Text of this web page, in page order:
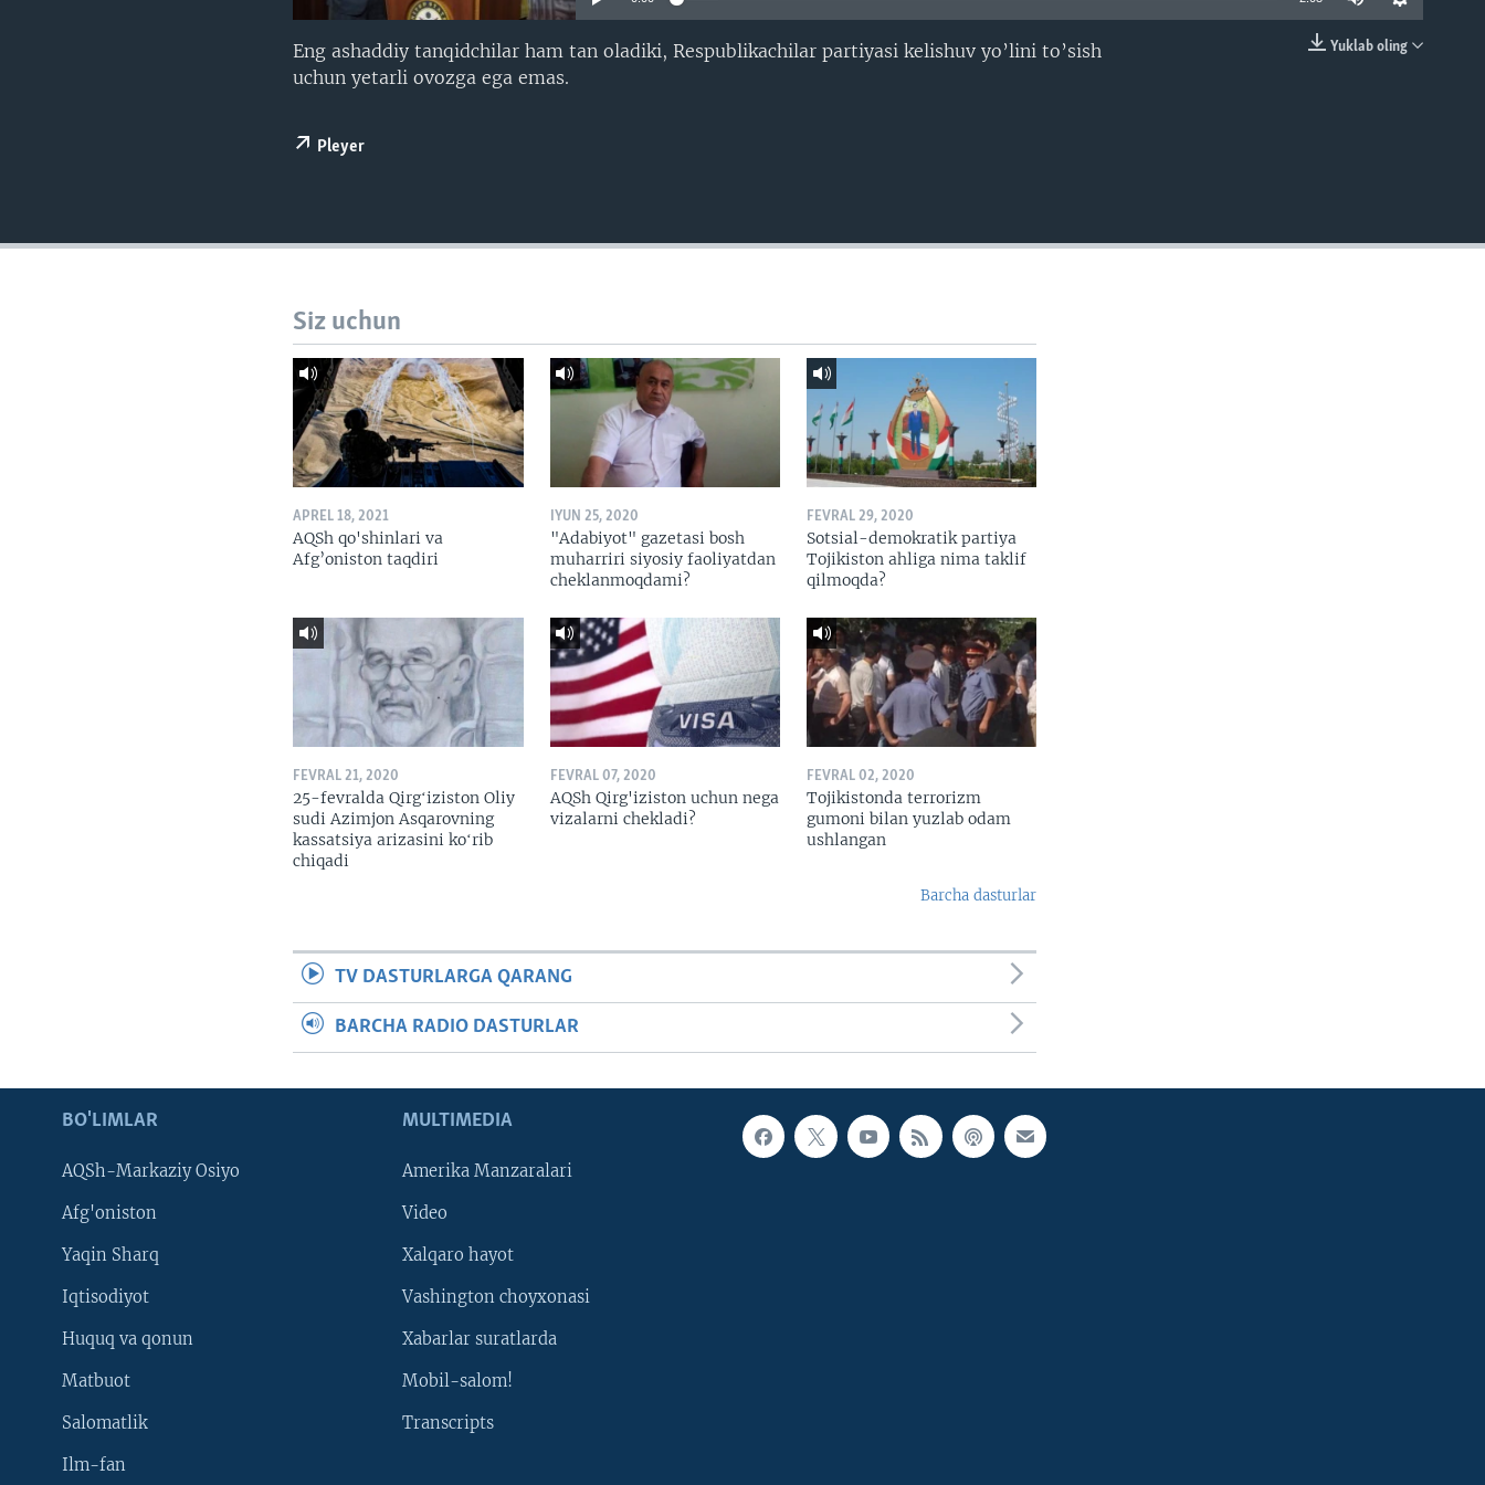
Yuklab oling
Eng ashaddiy tanqidchilar ham tan oladiki, Respublikachilar partiyasi kelishuv yo’lini to’sish
uchun yetarli ovozga ega emas.
Pleyer
Siz uchun
APREL 18, 2021
AQSh qo'shinlari va
Afg’oniston taqdiri
IYUN 25, 2020
"Adabiyot" gazetasi bosh
muharriri siyosiy faoliyatdan
cheklanmoqdami?
FEVRAL 29, 2020
Sotsial-demokratik partiya
Tojikiston ahliga nima taklif
qilmoqda?
FEVRAL 21, 2020
25-fevralda Qirgʻiziston Oliy
sudi Azimjon Asqarovning
kassatsiya arizasini koʻrib
chiqadi
FEVRAL 07, 2020
AQSh Qirg'iziston uchun nega
vizalarni chekladi?
FEVRAL 02, 2020
Tojikistonda terrorizm
gumoni bilan yuzlab odam
ushlangan
Barcha dasturlar
TV DASTURLARGA QARANG
BARCHA RADIO DASTURLAR
BO'LIMLAR
AQSh-Markaziy Osiyo
Afg'oniston
Yaqin Sharq
Iqtisodiyot
Huquq va qonun
Matbuot
Salomatlik
Ilm-fan
MULTIMEDIA
Amerika Manzaralari
Video
Xalqaro hayot
Vashington choyxonasi
Xabarlar suratlarda
Mobil-salom!
Transcripts